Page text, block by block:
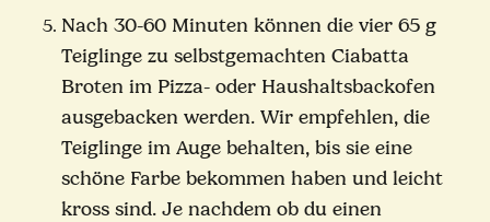
Nach 30-60 Minuten können die vier 65 g
Teiglinge zu selbstgemachten Ciabatta
Broten im Pizza- oder Haushaltsbackofen
ausgebacken werden. Wir empfehlen, die
Teiglinge im Auge behalten, bis sie eine
schöne Farbe bekommen haben und leicht
kross sind. Je nachdem ob du einen